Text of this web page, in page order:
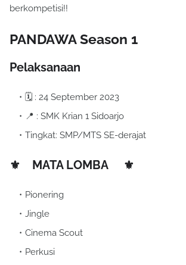
berkompetisi!!
PANDAWA Season 1
Pelaksanaan
🗓️ : 24 September 2023
📍 : SMK Krian 1 Sidoarjo
Tingkat: SMP/MTS SE-derajat
⚜️ MATA LOMBA ⚜️
Pionering
Jingle
Cinema Scout
Perkusi